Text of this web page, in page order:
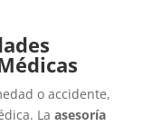
o accidente,
La asesoría